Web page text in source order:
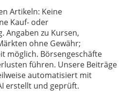
Artikeln: Keine
Kauf- oder
Angaben zu Kursen,
ohne Gewähr;
möglich. Börsengeschäfte
führen. Unsere Beiträge
automatisiert mit
erstellt und geprüft.